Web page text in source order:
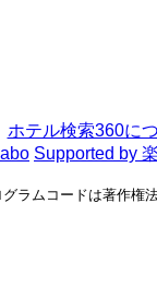
ホテル検索360に
Supported by
ラムコードは著作